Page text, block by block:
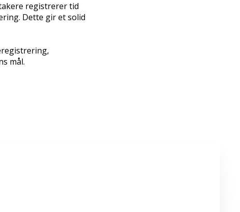
registrerer tid
Dette gir et solid
mål.